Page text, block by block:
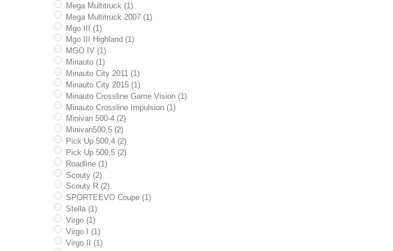
Mega Multitruck (1)
Mega Multitruck 2007 (1)
Mgo III (1)
Mgo III Highland (1)
MGO IV (1)
Minauto (1)
Minauto City 2011 (1)
Minauto City 2015 (1)
Minauto Crossline Game Vision (1)
Minauto Crossline Impulsion (1)
Minivan 500-4 (2)
Minivan500,5 (2)
Pick Up 500,4 (2)
Pick Up 500,5 (2)
Roadline (1)
Scouty (2)
Scouty R (2)
SPORTEEVO Coupe (1)
Stella (1)
Virgo (1)
Virgo I (1)
Virgo II (1)